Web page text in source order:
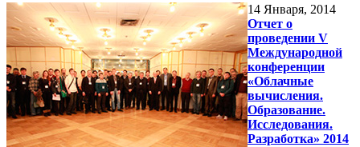
14 Января, 2014
Отчет о
проведении V
Международной
конференции
«Облачные
вычисления.
Образование.
Исследования.
Разработка» 2014